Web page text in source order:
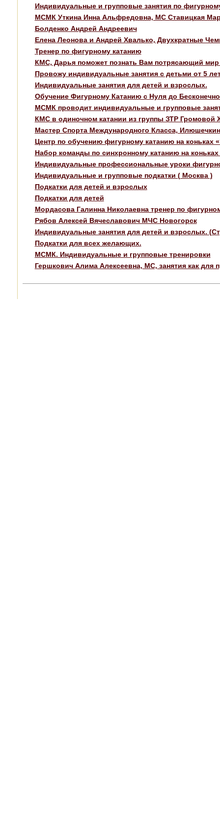
Индивидуальные и групповые занятия по
МСМК Уткина Инна Альфредовна, МС Ставицкая
Болденко Андрей Андреевич
Елена Леонова и Андрей Хвалько, Двухкратные
Тренер по фигурному катанию
КМС, Дарья поможет познать Вам потрясающий мир
Провожу индивидуальные занятия с детьми от 5
Индивидуальные занятия для детей и взрослых.
Обучение Фигурному Катанию с Нуля до
МСМК проводит индивидуальные и групповые
КМС в одиночном катании из группы ЗТР Громовой
Мастер Спорта Международного Класса,
Центр по обучению фигурному катанию на коньках
Набор команды по синхронному катанию на
Индивидуальные профессиональные уроки
Индивидуальные и групповые подкатки ( Москва )
Подкатки для детей и взрослых
Подкатки для детей
Мордасова Галинна Николаевна тренер по
Рябов Алексей Вячеславович МЧС Новогорск
Индивидуальные занятия для детей и взрослых.
Подкатки для всех желающих.
МСМК. Индивидуальные и групповые тренировки
Гершкович Алима Алексеевна, МС, занятия как